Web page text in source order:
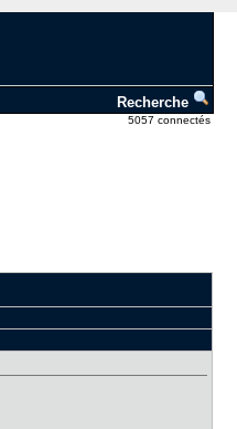
Recherche
5057 connectés